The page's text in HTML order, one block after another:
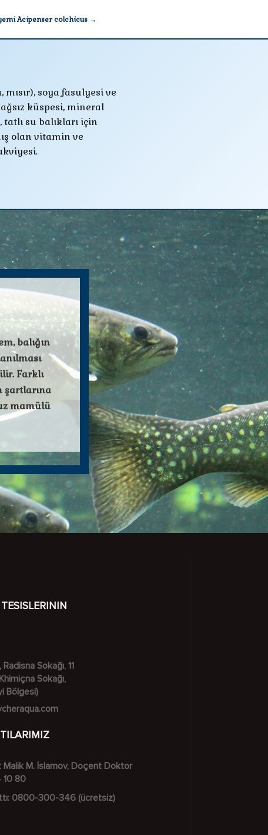
Acipenser colchicus →
balığın
Farklı
şartlarına
mamülü
Sokağı, 11
Sokağı,
Bölgesi)
Malik M. İslamov, Doçent Doktor
10 80
0800-300-346 (ücretsiz)